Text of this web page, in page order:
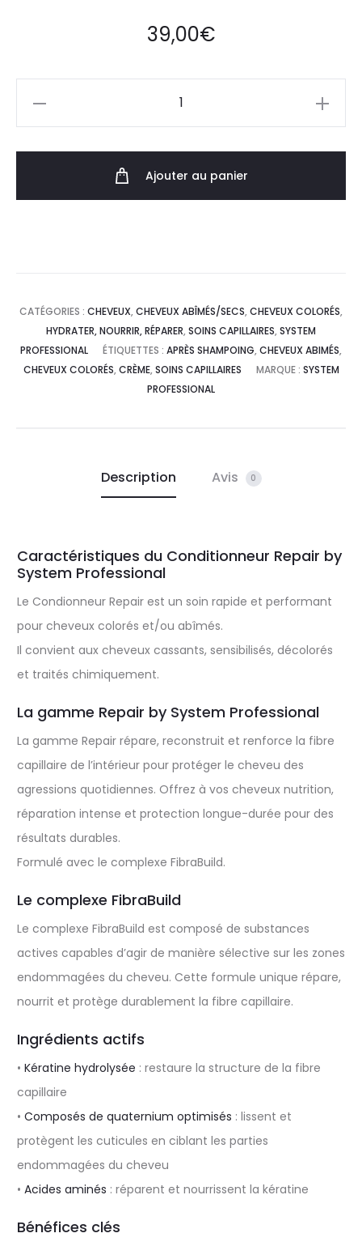
39,00€
Ajouter au panier
CATÉGORIES : CHEVEUX, CHEVEUX ABÎMÉS/SECS, CHEVEUX COLORÉS,
HYDRATER, NOURRIR, RÉPARER, SOINS CAPILLAIRES, SYSTEM
PROFESSIONAL
ÉTIQUETTES : APRÈS SHAMPOING, CHEVEUX ABIMÉS,
CHEVEUX COLORÉS, CRÈME, SOINS CAPILLAIRES MARQUE : SYSTEM
PROFESSIONAL
Description Avis 0
Caractéristiques du Conditionneur Repair by
System Professional
Le Condionneur Repair est un soin rapide et performant
pour cheveux colorés et/ou abîmés.
Il convient aux cheveux cassants, sensibilisés, décolorés
et traités chimiquement.
La gamme Repair by System Professional
La gamme Repair répare, reconstruit et renforce la fibre
capillaire de l’intérieur pour protéger le cheveu des
agressions quotidiennes. Offrez à vos cheveux nutrition,
réparation intense et protection longue-durée pour des
résultats durables.
Formulé avec le complexe FibraBuild.
Le complexe FibraBuild
Le complexe FibraBuild est composé de substances
actives capables d’agir de manière sélective sur les zones
endommagées du cheveu. Cette formule unique répare,
nourrit et protège durablement la fibre capillaire.
Ingrédients actifs
• Kératine hydrolysée : restaure la structure de la fibre
capillaire
• Composés de quaternium optimisés : lissent et
protègent les cuticules en ciblant les parties
endommagées du cheveu
• Acides aminés : réparent et nourrissent la kératine
Bénéfices clés